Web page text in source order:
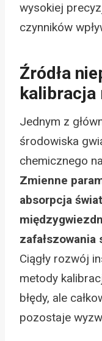
wysokiej
czynników
Źródła
kalibracja
Jednym z
środowiska
chemicznego
Zmienne
absorpcja
zafałszowania
Ciągły rozwój
metody
błędy, ale
pozostaje